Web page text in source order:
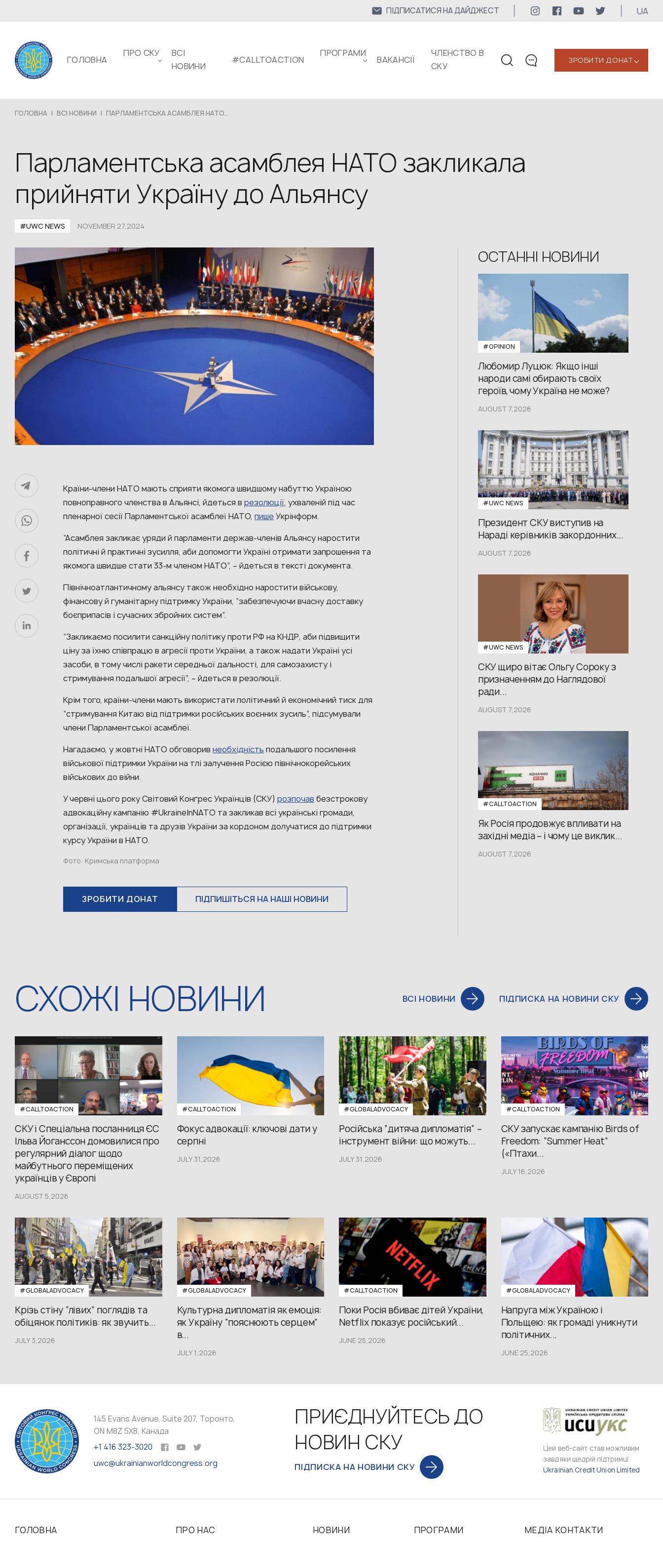
ПІДПИСАТИСЯ НА ДАЙДЖЕСТ UA
ГОЛОВНА
ПРО СКУ
ВСІ
НОВИНИ
#CALLTOACTION
ПРОГРАМИ
ВАКАНСІЇ
ЧЛЕНСТВО В
СКУ
КОНТАКТИ
Для медіа
ЗРОБИТИ ДОНАТ‹
ГОЛОВНА | ВСІ НОВИНИ | ПАРЛАМЕНТСЬКА АСАМБЛЕЯ НАТО...
Парламентська асамблея НАТО закликала
прийняти Україну до Альянсу
#UWС NEWS NOVEMBER 27,2024
Країни-члени НАТО мають сприяти якомога швидшому набуттю Україною
повноправного членства в Альянсі, йдеться в резолюції, ухваленій під час
пленарної сесії Парламентської асамблеї НАТО, пишеУкрінформ.
“Асамблея закликає уряди й парламенти держав-членів Альянсу наростити
політичні й практичні зусилля, аби допомогти Україні отримати запрошення та
якомога швидше стати 33-м членом НАТО”, – йдеться в тексті документа.
Північноатлантичному альянсу також необхідно наростити військову,
фінансову й гуманітарну підтримку України, “забезпечуючи вчасну доставку
боєприпасів і сучасних збройних систем”.
“Закликаємо посилити санкційну політику проти РФ на КНДР, аби підвищити
ціну за їхню співпрацю в агресії проти України, а також надати Україні усі
засоби, в тому числі ракети середньої дальності, для самозахисту і
стримування подальшої агресії”, – йдеться в резолюції.
Крім того, країни-члени мають використати політичний й економічний тиск для
“стримування Китаю від підтримки російських воєнних зусиль”, підсумували
члени Парламентської асамблеї.
Нагадаємо, у жовтні НАТО обговорив необхідність подальшого посилення
військової підтримки України на тлі залучення Росією північнокорейських
військових до війни.
У червні цього року Світовий Конґрес Українців (СКУ) розпочав безстрокову
адвокаційну кампанію #UkraineInNATO та закликав всі українські громади,
організації, українців та друзів України за кордоном долучатися до підтримки
курсу України в НАТО.
Фото: Кримська платформа
ЗРОБИТИ ДОНАТ ПІДПИШІТЬСЯ НА НАШІ НОВИНИ
ОСТАННІ НОВИНИ
#OPINION
Любомир Луцюк: Якщо інші
народи самі обирають своїх
героїв, чому Україна не може?
AUGUST 7,2026
#UWС NEWS
Президент СКУ виступив на
Нараді керівників закордонних...
AUGUST 7,2026
#UWС NEWS
СКУ щиро вітає Ольгу Сороку з
призначенням до Наглядової
ради...
AUGUST 7,2026
#CALLTOACTION
Як Росія продовжує впливати на
західні медіа – і чому це виклик...
AUGUST 7,2026
СХОЖІ НОВИНИ ВСІ НОВИНИ ПІДПИСКА НА НОВИНИ СКУ
#CALLTOACTION
СКУ і Спеціальна посланниця ЄС
Ільва Йоганссон домовилися про
регулярний діалог щодо
майбутнього переміщених
українців у Європі
AUGUST 5,2026
#CALLTOACTION
Фокус адвокації: ключові дати у
серпні
JULY 31,2026
#GLOBALADVOCACY
Російська “дитяча дипломатія” –
інструмент війни: що можуть...
JULY 31,2026
#CALLTOACTION
СКУ запускає кампанію Birds of
Freedom: “Summer Heat”
(«Птахи...
JULY 16,2026
#GLOBALADVOCACY
Крізь стіну “лівих” поглядів та
обіцянок політиків: як звучить...
JULY 3,2026
#GLOBALADVOCACY
Культурна дипломатія як емоція:
як Україну “пояснюють серцем”
в...
JULY 1,2026
#CALLTOACTION
Поки Росія вбиває дітей України,
Netflix показує російський...
JUNE 25,2026
#GLOBALADVOCACY
Напруга між Україною і
Польщею: як громаді уникнути
політичних...
JUNE 25,2026
145 Evans Avenue, Suite 207, Торонто,
ON M8Z 5X8, Канада
+1 416 323-3020
uwc@ukrainianworldcongress.org
ПРИЄДНУЙТЕСЬ ДО
НОВИН СКУ
ПІДПИСКА НА НОВИНИ СКУ
Цей веб-сайт став можливим
завдяки щедрій підтримці
Ukrainian Credit Union Limited
ГОЛОВНА ПРО НАС НОВИНИ ПРОГРАМИ МЕДІА КОНТАКТИ